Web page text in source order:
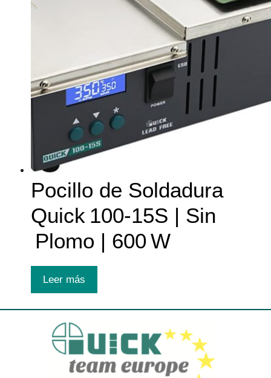
Pocillo de Soldadura
Quick 100‑15S | Sin
Plomo | 600 W
Leer más